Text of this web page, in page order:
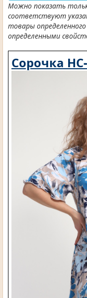
Можно показать
соответствуют
товары
определенными
Сорочка